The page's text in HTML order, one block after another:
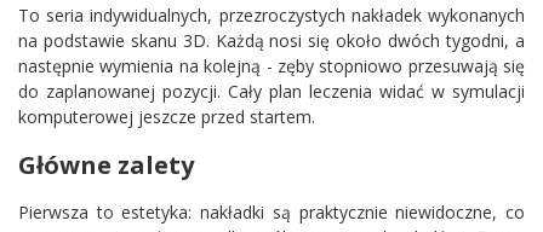
To seria indywidualnych, przezroczystych nakładek wykonanych
na podstawie skanu 3D. Każdą nosi się około dwóch tygodni, a
następnie wymienia na kolejną - zęby stopniowo przesuwają się
do zaplanowanej pozycji. Cały plan leczenia widać w symulacji
komputerowej jeszcze przed startem.
Główne zalety
Pierwsza to estetyka: nakładki są praktycznie niewidoczne, co